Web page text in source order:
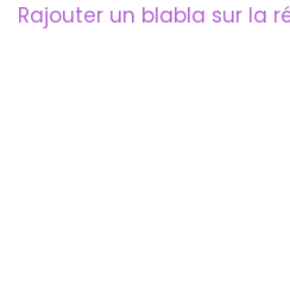
Rajouter un blabla sur la